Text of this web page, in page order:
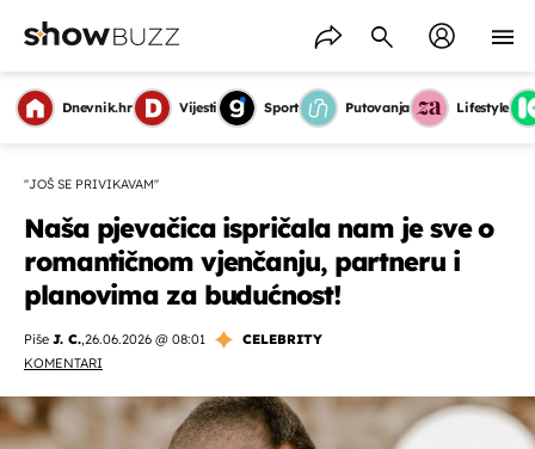
Dnevnik.hr Vijesti Sport Putovanja Lifestyle
''JOŠ SE PRIVIKAVAM''
Naša pjevačica ispričala nam je sve o
romantičnom vjenčanju, partneru i
planovima za budućnost!
Piše J. C.,26.06.2026 @ 08:01
CELEBRITY
KOMENTARI